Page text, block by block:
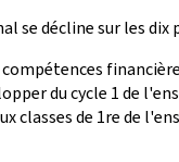
se décline sur les dix
du cycle 1 de
classes de 1re de